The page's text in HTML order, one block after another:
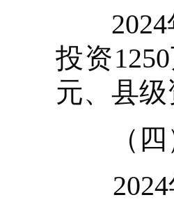
2024年
投资
元、县
（四
2024